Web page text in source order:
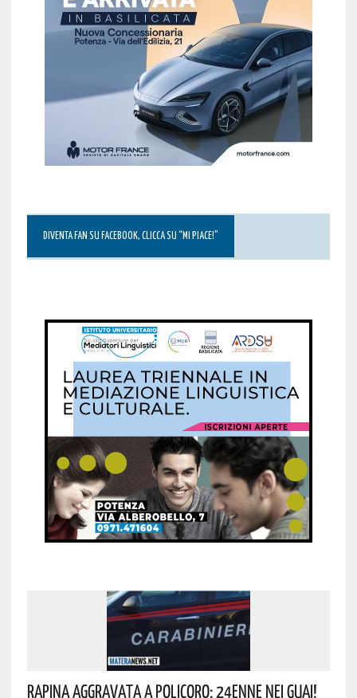
DIVENTA FAN SU FACEBOOK, CLICCA SU “MI PIACE!”
Rapina Aggravata A Policoro: 24enne Nei Guai!